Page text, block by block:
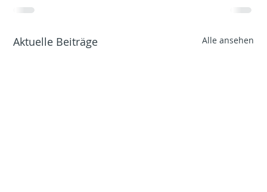
Aktuelle Beiträge Alle ansehen